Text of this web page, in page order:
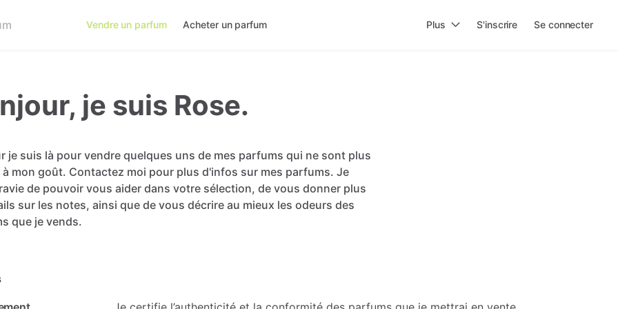
Vendre un parfum Acheter un parfum Plus S'inscrire Se connecter
je suis Rose.
je suis là pour vendre quelques uns de mes parfums qui ne sont plus
à mon goût. Contactez moi pour plus d'infos sur mes parfums. Je
de pouvoir vous aider dans votre sélection, de vous donner plus
sur les notes, ainsi que de vous décrire au mieux les odeurs des
que je vends.